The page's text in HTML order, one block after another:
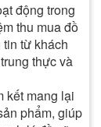
động trong
thu mua đồ
từ khách
thực và
kết mang lại
phẩm, giúp